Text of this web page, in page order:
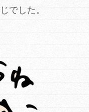
でした。